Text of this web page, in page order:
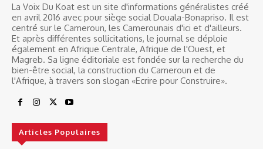
La Voix Du Koat est un site d'informations généralistes créé
en avril 2016 avec pour siège social Douala-Bonapriso. Il est
centré sur le Cameroun, les Camerounais d'ici et d'ailleurs.
Et après différentes sollicitations, le journal se déploie
également en Afrique Centrale, Afrique de l'Ouest, et
Magreb. Sa ligne éditoriale est fondée sur la recherche du
bien-être social, la construction du Cameroun et de
l'Afrique, à travers son slogan «Ecrire pour Construire».
Articles Populaires